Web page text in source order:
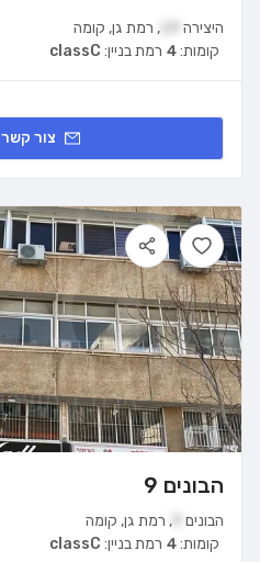
היצירה , רמת גן, קומה
רמת בניין: classC קומות:4
צור קשר
הבונים 9
הבונים , רמת גן, קומה
רמת בניין: classC קומות:4